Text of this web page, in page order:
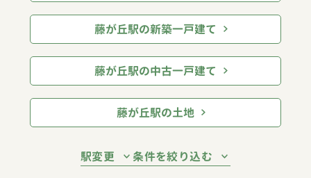
藤が丘駅の新築一戸建て
藤が丘駅の中古一戸建て
藤が丘駅の土地
駅変更 条件を絞り込む